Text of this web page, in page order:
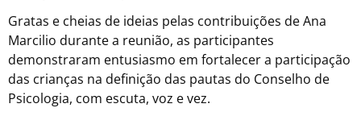
Gratas e cheias de ideias pelas contribuições de Ana
Marcilio durante a reunião, as participantes
demonstraram entusiasmo em fortalecer a participação
das crianças na definição das pautas do Conselho de
Psicologia, com escuta, voz e vez.